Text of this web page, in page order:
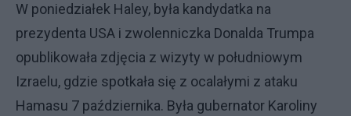
W poniedziałek Haley, była kandydatka na
prezydenta USA i zwolenniczka Donalda Trumpa
opublikowała zdjęcia z wizyty w południowym
Izraelu, gdzie spotkała się z ocalałymi z ataku
Hamasu 7 października. Była gubernator Karoliny